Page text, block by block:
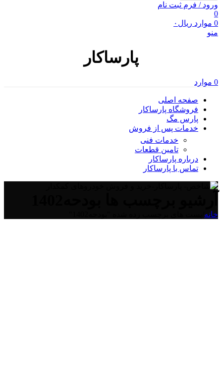
ورود / فرم ثبت نام
0
0 موارد ریال ۰
منو
پارساکار
0 موارد
صفحه اصلی
فروشگاه پارساکار
پارس مگ
خدمات پس از فروش
خدمات فنی
تامین قطعات
درباره پارساکار
تماس با پارساکار
خانه